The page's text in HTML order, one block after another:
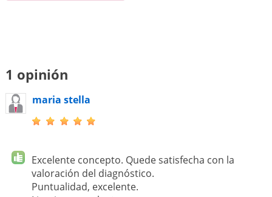
1 opinión
maria stella
Excelente concepto. Quede satisfecha con la
valoración del diagnóstico.
Puntualidad, excelente.